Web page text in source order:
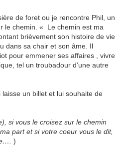
de foret ou je rencontre Phil, un
le chemin. « Le chemin est ma
brièvement son histoire de vie
dans sa chair et son âme. Il
pour emmener ses affaires , vivre
tel un troubadour d’une autre
un billet et lui souhaite de
si vous le croisez sur le chemin
part et si votre coeur vous le dit,
)